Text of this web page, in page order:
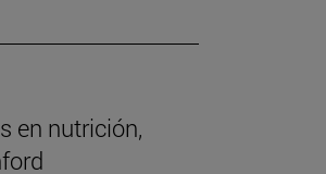
en nutrición,